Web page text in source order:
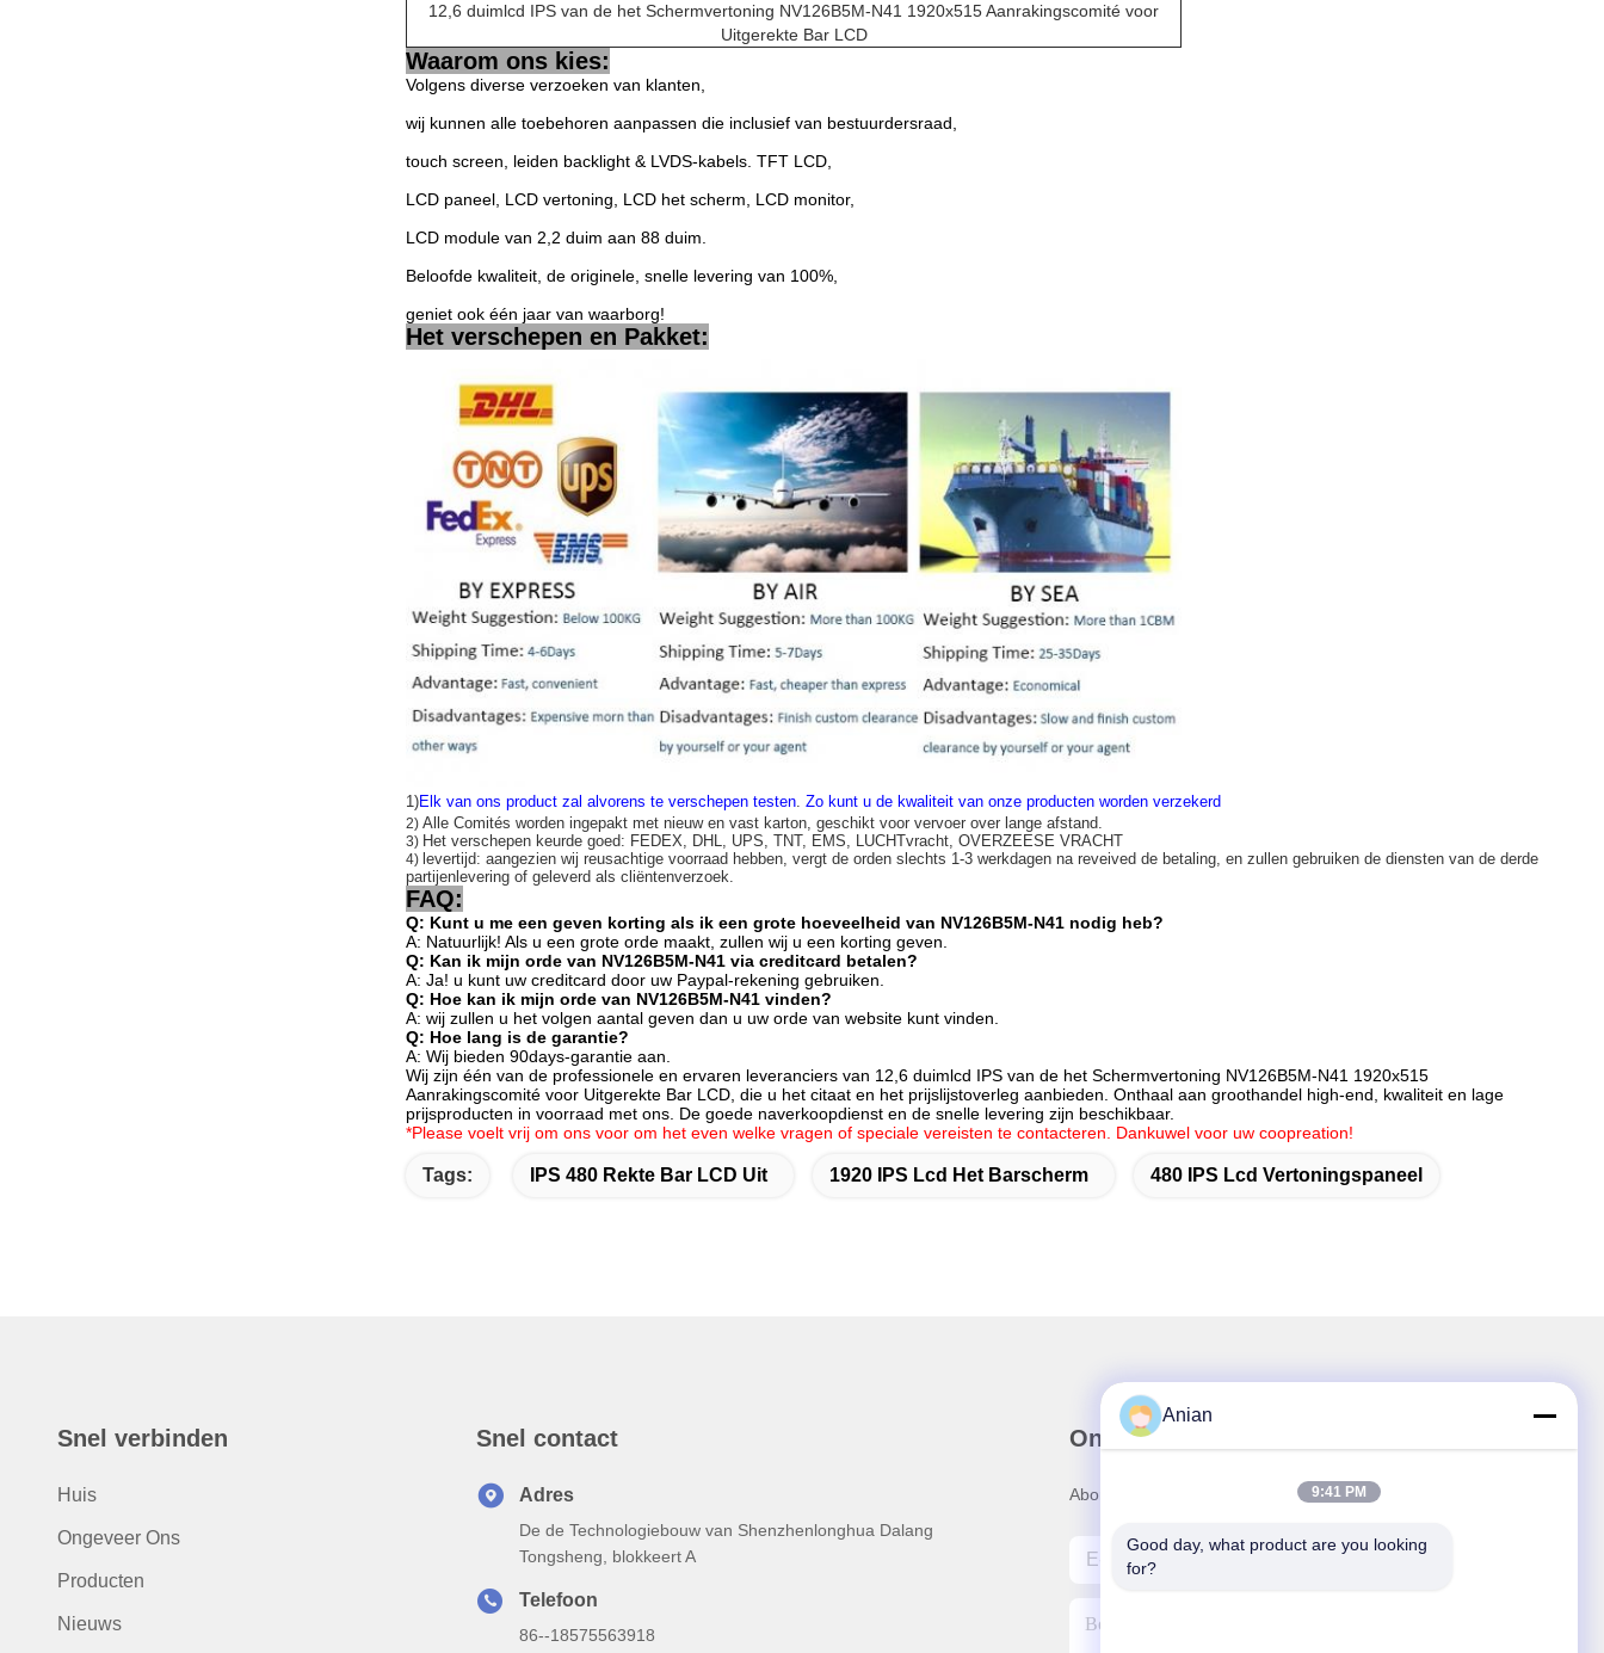
12,6 duimlcd IPS van de het Schermvertoning NV126B5M-N41 1920x515 Aanrakingscomité voor
Uitgerekte Bar LCD
Waarom ons kies:
Volgens diverse verzoeken van klanten,
wij kunnen alle toebehoren aanpassen die inclusief van bestuurdersraad,
touch screen, leiden backlight & LVDS-kabels. TFT LCD,
LCD paneel, LCD vertoning, LCD het scherm, LCD monitor,
LCD module van 2,2 duim aan 88 duim.
Beloofde kwaliteit, de originele, snelle levering van 100%,
geniet ook één jaar van waarborg!
Het verschepen en Pakket:
1)Elk van ons product zal alvorens te verschepen testen. Zo kunt u de kwaliteit van onze producten worden verzekerd
2) Alle Comités worden ingepakt met nieuw en vast karton, geschikt voor vervoer over lange afstand.
3) Het verschepen keurde goed: FEDEX, DHL, UPS, TNT, EMS, LUCHTvracht, OVERZEESE VRACHT
4) levertijd: aangezien wij reusachtige voorraad hebben, vergt de orden slechts 1-3 werkdagen na reveived de betaling, en zullen gebruiken de diensten van de derde
partijenlevering of geleverd als cliëntenverzoek.
FAQ:
Q: Kunt u me een geven korting als ik een grote hoeveelheid van NV126B5M-N41 nodig heb?
A: Natuurlijk! Als u een grote orde maakt, zullen wij u een korting geven.
Q: Kan ik mijn orde van NV126B5M-N41 via creditcard betalen?
A: Ja! u kunt uw creditcard door uw Paypal-rekening gebruiken.
Q: Hoe kan ik mijn orde van NV126B5M-N41 vinden?
A: wij zullen u het volgen aantal geven dan u uw orde van website kunt vinden.
Q: Hoe lang is de garantie?
A: Wij bieden 90days-garantie aan.
Wij zijn één van de professionele en ervaren leveranciers van 12,6 duimlcd IPS van de het Schermvertoning NV126B5M-N41 1920x515
Aanrakingscomité voor Uitgerekte Bar LCD, die u het citaat en het prijslijstoverleg aanbieden. Onthaal aan groothandel high-end, kwaliteit en lage
prijsproducten in voorraad met ons. De goede naverkoopdienst en de snelle levering zijn beschikbaar.
*Please voelt vrij om ons voor om het even welke vragen of speciale vereisten te contacteren. Dankuwel voor uw coopreation!
Tags: IPS 480 Rekte Bar LCD Uit 1920 IPS Lcd Het Barscherm 480 IPS Lcd Vertoningspaneel
Snel verbinden
Huis
Ongeveer Ons
Producten
Nieuws
Snel contact
Adres
De de Technologiebouw van Shenzhenlonghua Dalang
Tongsheng, blokkeert A
Telefoon
86--18575563918
Onze Nieuwsbrief
Abonneer u op onze nieuwsbrief voor kortingen en meer.
Anian
9:41 PM
Good day, what product are you looking
for?